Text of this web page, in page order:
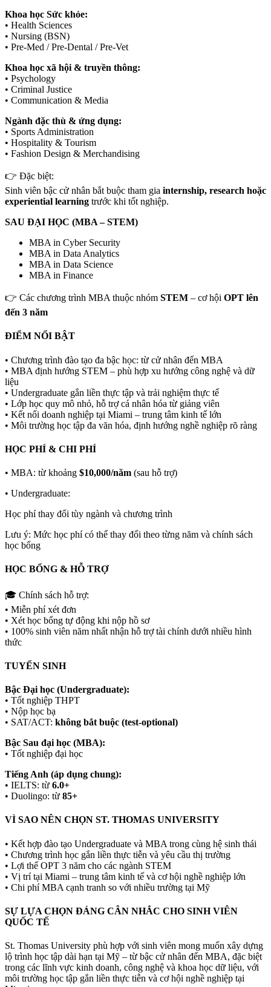
Khoa học Sức khỏe:
• Health Sciences
• Nursing (BSN)
• Pre-Med / Pre-Dental / Pre-Vet
Khoa học xã hội & truyền thông:
• Psychology
• Criminal Justice
• Communication & Media
Ngành đặc thù & ứng dụng:
• Sports Administration
• Hospitality & Tourism
• Fashion Design & Merchandising
👉 Đặc biệt:
Sinh viên bậc cử nhân bắt buộc tham gia internship, research hoặc
experiential learning trước khi tốt nghiệp.
SAU ĐẠI HỌC (MBA – STEM)
MBA in Cyber Security
MBA in Data Analytics
MBA in Data Science
MBA in Finance
👉 Các chương trình MBA thuộc nhóm STEM – cơ hội OPT lên
đến 3 năm
ĐIỂM NỔI BẬT
• Chương trình đào tạo đa bậc học: từ cử nhân đến MBA
• MBA định hướng STEM – phù hợp xu hướng công nghệ và dữ
liệu
• Undergraduate gắn liền thực tập và trải nghiệm thực tế
• Lớp học quy mô nhỏ, hỗ trợ cá nhân hóa từ giảng viên
• Kết nối doanh nghiệp tại Miami – trung tâm kinh tế lớn
• Môi trường học tập đa văn hóa, định hướng nghề nghiệp rõ ràng
HỌC PHÍ & CHI PHÍ
• MBA: từ khoảng $10,000/năm (sau hỗ trợ)
• Undergraduate:
Học phí thay đổi tùy ngành và chương trình
Lưu ý: Mức học phí có thể thay đổi theo từng năm và chính sách
học bổng
HỌC BỔNG & HỖ TRỢ
🎓 Chính sách hỗ trợ:
• Miễn phí xét đơn
• Xét học bổng tự động khi nộp hồ sơ
• 100% sinh viên năm nhất nhận hỗ trợ tài chính dưới nhiều hình
thức
TUYỂN SINH
Bậc Đại học (Undergraduate):
• Tốt nghiệp THPT
• Nộp học bạ
• SAT/ACT: không bắt buộc (test-optional)
Bậc Sau đại học (MBA):
• Tốt nghiệp đại học
Tiếng Anh (áp dụng chung):
• IELTS: từ 6.0+
• Duolingo: từ 85+
VÌ SAO NÊN CHỌN ST. THOMAS UNIVERSITY
• Kết hợp đào tạo Undergraduate và MBA trong cùng hệ sinh thái
• Chương trình học gắn liền thực tiễn và yêu cầu thị trường
• Lợi thế OPT 3 năm cho các ngành STEM
• Vị trí tại Miami – trung tâm kinh tế và cơ hội nghề nghiệp lớn
• Chi phí MBA cạnh tranh so với nhiều trường tại Mỹ
SỰ LỰA CHỌN ĐÁNG CÂN NHẮC CHO SINH VIÊN
QUỐC TẾ
St. Thomas University phù hợp với sinh viên mong muốn xây dựng
lộ trình học tập dài hạn tại Mỹ – từ bậc cử nhân đến MBA, đặc biệt
trong các lĩnh vực kinh doanh, công nghệ và khoa học dữ liệu, với
môi trường học tập gắn liền thực tiễn và cơ hội nghề nghiệp tại